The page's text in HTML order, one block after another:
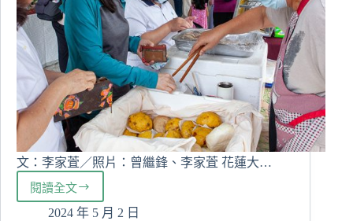
文：李家萓／照片：曾繼鋒、李家萓 花蓮大…
閱讀全文
慈
濟
2024 年 5 月 2 日